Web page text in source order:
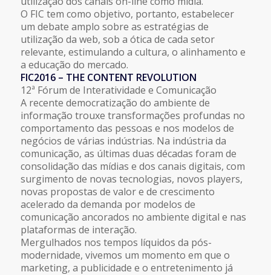
O FIC tem como objetivo, portanto, estabelecer
um debate amplo sobre as estratégias de
utilização da web, sob a ótica de cada setor
relevante, estimulando a cultura, o alinhamento e
a educação do mercado.
FIC2016 – THE CONTENT REVOLUTION
12ª Fórum de Interatividade e Comunicação
A recente democratização do ambiente de
informação trouxe transformações profundas no
comportamento das pessoas e nos modelos de
negócios de várias indústrias. Na indústria da
comunicação, as últimas duas décadas foram de
consolidação das mídias e dos canais digitais, com
surgimento de novas tecnologias, novos players,
novas propostas de valor e de crescimento
acelerado da demanda por modelos de
comunicação ancorados no ambiente digital e nas
plataformas de interação.
Mergulhados nos tempos líquidos da pós-
modernidade, vivemos um momento em que o
marketing, a publicidade e o entretenimento já